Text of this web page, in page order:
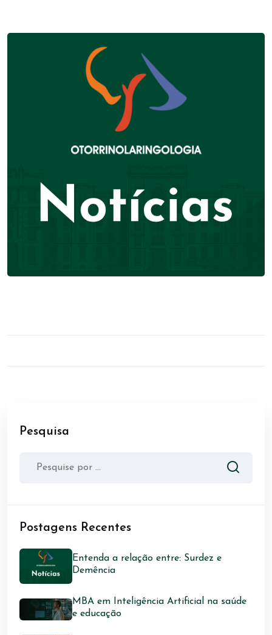
Pesquisa
Postagens Recentes
Entenda a relação entre: Surdez e
Demência
MBA em Inteligência Artificial na saúde
e educação